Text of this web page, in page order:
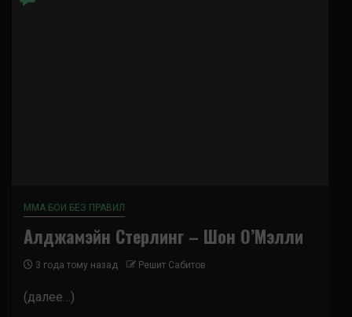
ММА БОИ БЕЗ ПРАВИЛ
Алджамэйн Стерлинг – Шон О’Мэлли
3 года тому назад Решит Сабитов
(далее…)